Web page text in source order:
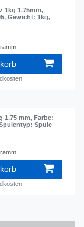
1kg 1.75mm,
, Gewicht: 1kg,
1.75 mm, Farbe:
Spule